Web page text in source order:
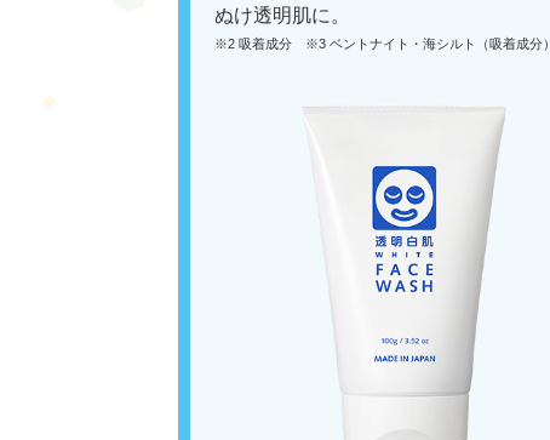
ぬけ透明肌に。
※2 吸着成分 ※3 ベントナイト・海シルト（吸着成分）